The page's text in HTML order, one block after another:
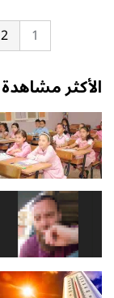
1
2
الأكثر مشاهدة